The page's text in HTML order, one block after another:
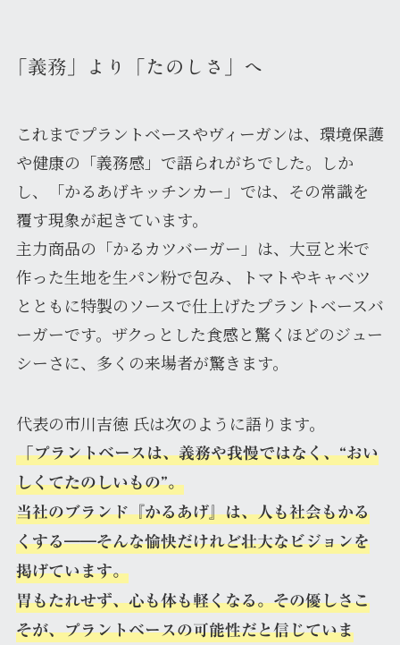
「義務」より「たのしさ」へ
これまでプラントベースやヴィーガンは、環境保護
や健康の「義務感」で語られがちでした。しか
し、「かるあげキッチンカー」では、その常識を
覆す現象が起きています。
主力商品の「かるカツバーガー」は、大豆と米で
作った生地を生パン粉で包み、トマトやキャベツ
とともに特製のソースで仕上げたプラントベースバ
ーガーです。ザクっとした食感と驚くほどのジュー
シーさに、多くの来場者が驚きます。
代表の市川吉徳 氏は次のように語ります。
「プラントベースは、義務や我慢ではなく、“おい
しくてたのしいもの”。
当社のブランド『かるあげ』は、人も社会もかる
くする――そんな愉快だけれど壮大なビジョンを
掲げています。
胃もたれせず、心も体も軽くなる。その優しさこ
そが、プラントベースの可能性だと信じていま